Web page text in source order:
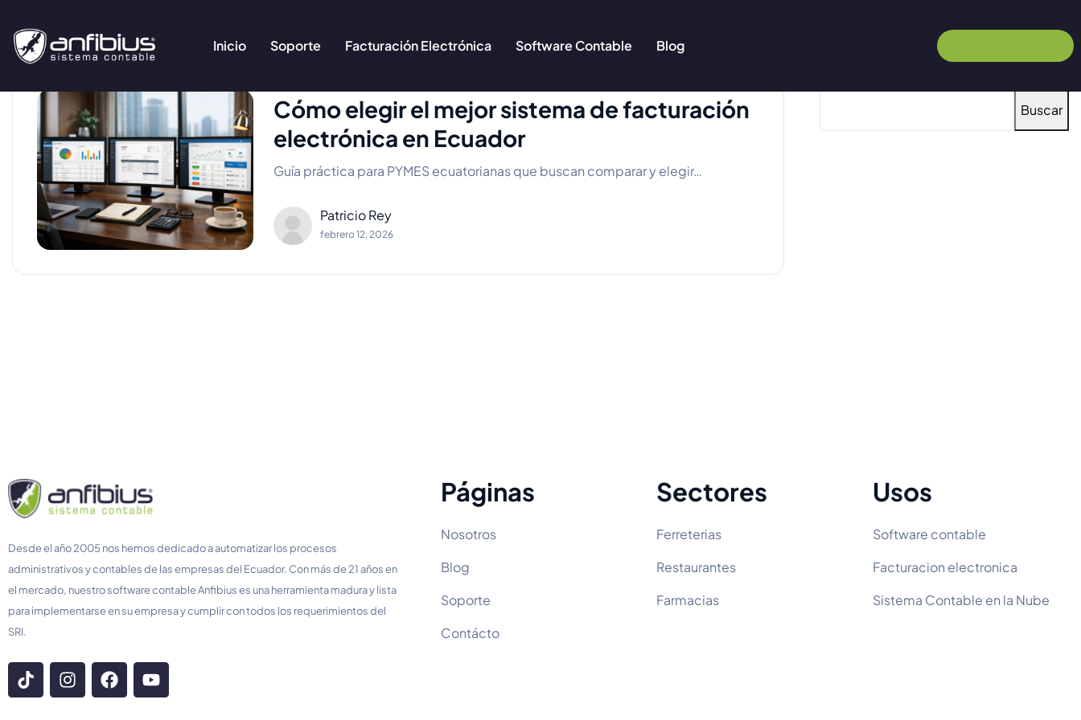
Inicio Soporte Facturación Electrónica Software Contable Blog
Cómo elegir el mejor sistema de facturación
electrónica en Ecuador
Guía práctica para PYMES ecuatorianas que buscan comparar y elegir…
Patricio Rey
febrero 12, 2026
Buscar
Desde el año 2005 nos hemos dedicado a automatizar los procesos
administrativos y contables de las empresas del Ecuador. Con más de 21 años en
el mercado, nuestro software contable Anfibius es una herramienta madura y lista
para implementarse en su empresa y cumplir con todos los requerimientos del
SRI.
Páginas
Nosotros
Blog
Soporte
Contácto
Sectores
Ferreterias
Restaurantes
Farmacias
Usos
Software contable
Facturacion electronica
Sistema Contable en la Nube